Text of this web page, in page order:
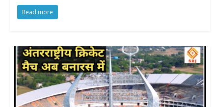
Read more